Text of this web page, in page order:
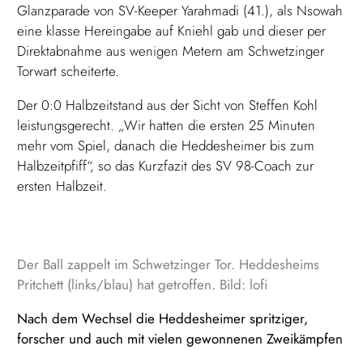
Glanzparade von SV-Keeper Yarahmadi (41.), als Nsowah
eine klasse Hereingabe auf Kniehl gab und dieser per
Direktabnahme aus wenigen Metern am Schwetzinger
Torwart scheiterte.
Der 0:0 Halbzeitstand aus der Sicht von Steffen Kohl
leistungsgerecht. „Wir hatten die ersten 25 Minuten
mehr vom Spiel, danach die Heddesheimer bis zum
Halbzeitpfiff“, so das Kurzfazit des SV 98-Coach zur
ersten Halbzeit.
Der Ball zappelt im Schwetzinger Tor. Heddesheims
Pritchett (links/blau) hat getroffen. Bild: lofi
Nach dem Wechsel die Heddesheimer spritziger,
forscher und auch mit vielen gewonnenen Zweikämpfen